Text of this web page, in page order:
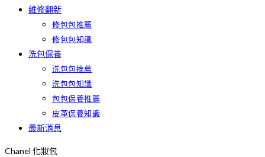
維修翻新
修包包推薦
修包包知識
洗包保養
洗包包推薦
洗包包知識
包包保養推薦
皮革保養知識
最新消息
Chanel 化妝包